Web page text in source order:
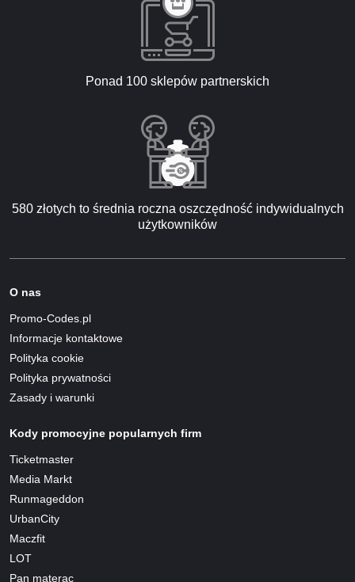
Ponad 100 sklepów partnerskich
580 złotych to średnia roczna oszczędność indywidualnych
użytkowników
O nas
Promo-Codes.pl
Informacje kontaktowe
Polityka cookie
Polityka prywatności
Zasady i warunki
Kody promocyjne popularnych firm
Ticketmaster
Media Markt
Runmageddon
UrbanCity
Maczfit
LOT
Pan materac